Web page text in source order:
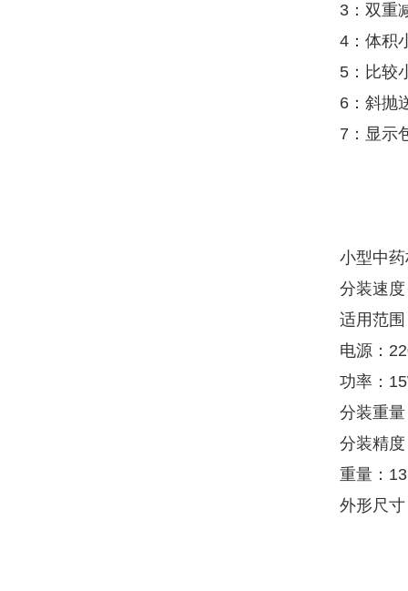
3：双重
4：体积
5：比较
6：斜抛
7：显示
小型中
分装速
适用范
电源：
功率：
分装重
分装精
重量：
外形尺